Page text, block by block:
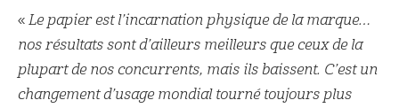
« Le papier est l’incarnation physique de la marque…
nos résultats sont d’ailleurs meilleurs que ceux de la
plupart de nos concurrents, mais ils baissent. C’est un
changement d’usage mondial tourné toujours plus